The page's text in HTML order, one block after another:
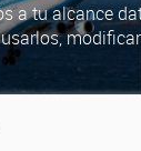
a tu alcance